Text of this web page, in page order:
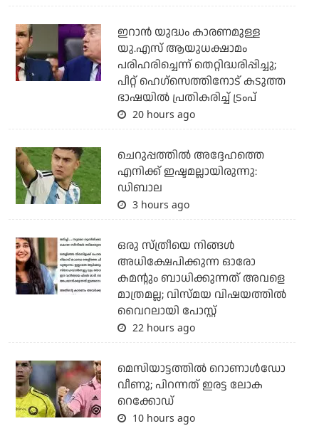
ഇറാന്‍ യുദ്ധം കാരണമുള്ള
യു.എസ് ആയുധക്ഷാമം
പരിഹരിച്ചെന്ന് തെറ്റിദ്ധരിപ്പിച്ചു;
പീറ്റ് ഹെഗ്‌സെത്തിനോട് കടുത്ത
ഭാഷയില്‍ പ്രതികരിച്ച് ട്രംപ്
20 hours ago
ചെറുപ്പത്തില്‍ അദ്ദേഹത്തെ
എനിക്ക് ഇഷ്ടമല്ലായിരുന്നു:
ഡിബാല
3 hours ago
ഒരു സ്ത്രീയെ നിങ്ങള്‍
അധിക്ഷേപിക്കുന്ന ഓരോ
കമന്റും ബാധിക്കുന്നത് അവളെ
മാത്രമല്ല; വിസ്മയ വിഷയത്തില്‍
വൈറലായി പോസ്റ്റ്
22 hours ago
മെസിയാട്ടത്തില്‍ റൊണാള്‍ഡോ
വീണു; പിറന്നത് ഇരട്ട ലോക
റെക്കോഡ്
10 hours ago